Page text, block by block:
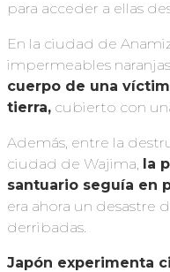
para acceder a ellas
En la ciudad de
impermeables
cuerpo de una
tierra, cubierto con
Además, entre la
ciudad de Wajima, la
santuario seguía en
era ahora un desastre
derribadas.
Japón experimenta